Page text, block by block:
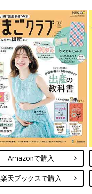
Amazonで購入
楽天ブックスで購入